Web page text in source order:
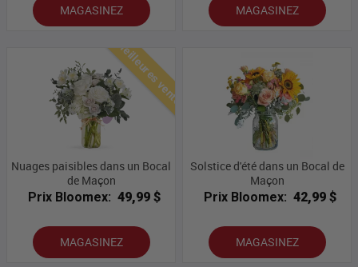
MAGASINEZ MAGASINEZ
Meilleures ventes
Nuages ​​paisibles dans un Bocal
de Maçon
Prix Bloomex: 49,99 $
MAGASINEZ
Solstice d'été dans un Bocal de
Maçon
Prix Bloomex: 42,99 $
MAGASINEZ